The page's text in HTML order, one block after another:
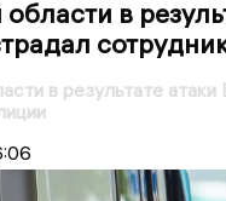
в
в результате